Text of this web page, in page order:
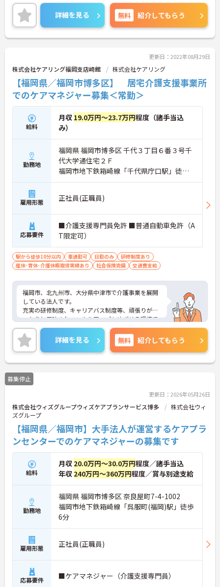
いただけます。
ご興味がある方は是非一度マイナビまでお問合せく
ださい！！
詳細を見る 無料 紹介してもらう
更新日：2022年08月29日
株式会社ケアリング福岡支店崎館 株式会社ケアリング
【福岡県／福岡市博多区】 居宅介護支援事業所
でのケアマネジャー募集＜常勤＞
給料
月収 19.0万円～23.7万円程度（諸手当込
み）
勤務地
福岡県 福岡市博多区 千代３丁目６番３号千
代大学通住宅２Ｆ
福岡市地下鉄箱崎線「千代県庁口駅」徒歩3
分
雇用形態 正社員(正職員)
応募要件
■介護支援専門員免許 ■普通自動車免許（A
T限定可）
駅から徒歩10分以内 車通勤可 日勤のみ
研修制度あり
産休･育休･介護休暇取得実績あり
社会保険完備 交通費支給
福岡市、北九州市、大分県中津市で介護事業を展開
している法人です。
充実の研修制度、キャリアバス制度等、頑張りがし
っかりと反映され、スキルアップもめざせる環境で
す。職場内のサポート体制も万全ですので、ブラン
クのある方も安心です。
ご興味のある方は是非ご応募ください。
詳細を見る 無料 紹介してもらう
募集停止
更新日：2026年05月26日
株式会社ウィズグループウィズケアプランサービス博多
株式会社ウィ
ズグループ
【福岡県／福岡市】大手法人が運営するケアプラ
ンセンターでのケアマネジャーの募集です
給料
月収 20.0万円～30.0万円程度／諸手当込
年収 240万円～360万円程度／賞与別途支給
勤務地
福岡県 福岡市博多区 奈良屋町7-4-1002
福岡市地下鉄箱崎線「呉服町(福岡)駅」徒歩
6分
雇用形態 正社員(正職員)
応募要件 ■ケアマネジャー（介護支援専門員）